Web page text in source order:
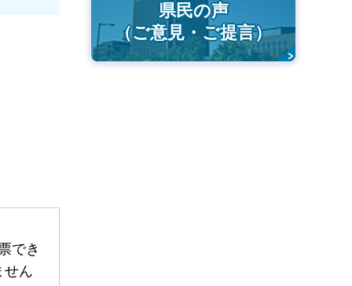
でき
せん
県民の声
（ご意見・ご提言）